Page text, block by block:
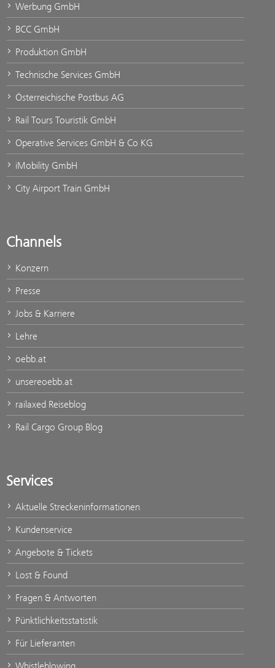
Werbung GmbH
BCC GmbH
Produktion GmbH
Technische Services GmbH
Österreichische Postbus AG
Rail Tours Touristik GmbH
Operative Services GmbH & Co KG
iMobility GmbH
City Airport Train GmbH
Channels
Konzern
Presse
Jobs & Karriere
Lehre
oebb.at
unsereoebb.at
railaxed Reiseblog
Rail Cargo Group Blog
Services
Aktuelle Streckeninformationen
Kundenservice
Angebote & Tickets
Lost & Found
Fragen & Antworten
Pünktlichkeitsstatistik
Für Lieferanten